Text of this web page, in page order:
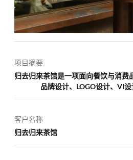
项目摘要
归去归来茶馆是一项面向餐饮与消费
品牌设计、LOGO设计、VI
客户名称
归去归来茶馆